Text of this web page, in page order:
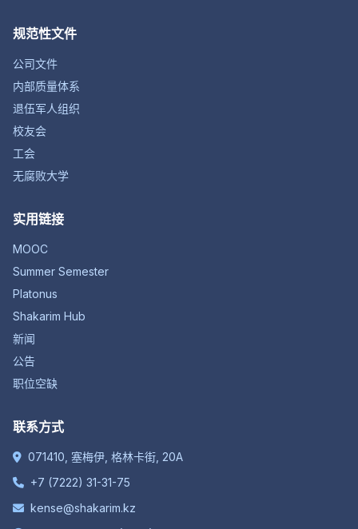
规范性文件
公司文件
内部质量体系
退伍军人组织
校友会
工会
无腐败大学
实用链接
MOOC
Summer Semester
Platonus
Shakarim Hub
新闻
公告
职位空缺
联系方式
071410, 塞梅伊, 格林卡街, 20A
+7 (7222) 31-31-75
kense@shakarim.kz